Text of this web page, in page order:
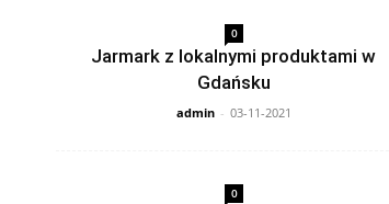
0
Jarmark z lokalnymi produktami w
Gdańsku
admin - 03-11-2021
0